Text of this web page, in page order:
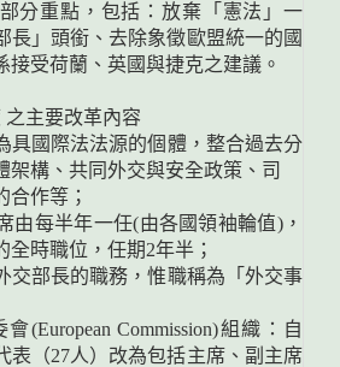
分重點，包括：放棄「憲法」一
長」頭銜、去除象徵歐盟統一的國
接受荷蘭、英國與捷克之建議。
主要改革內容
國際法法源的個體，整合過去分
架構、共同外交與安全政策、司
合作等；
每半年一任(由各國領袖輪值)，
全時職位，任期2年半；
部長的職務，惟職稱為「外交事
Commission)組織：自
表（27人）改為包括主席、副主席